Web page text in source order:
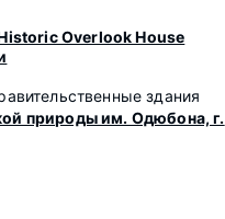
Overlook House
здания
природы им. Одюбона, г.